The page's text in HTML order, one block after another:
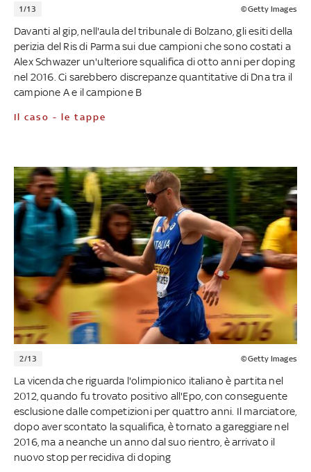
1/13 ©Getty Images
Davanti al gip, nell'aula del tribunale di Bolzano, gli esiti della
perizia del Ris di Parma sui due campioni che sono costati a
Alex Schwazer un'ulteriore squalifica di otto anni per doping
nel 2016. Ci sarebbero discrepanze quantitative di Dna tra il
campione A e il campione B
Il caso - le tappe
2/13 ©Getty Images
La vicenda che riguarda l'olimpionico italiano è partita nel
2012, quando fu trovato positivo all'Epo, con conseguente
esclusione dalle competizioni per quattro anni. Il marciatore,
dopo aver scontato la squalifica, è tornato a gareggiare nel
2016, ma a neanche un anno dal suo rientro, è arrivato il
nuovo stop per recidiva di doping